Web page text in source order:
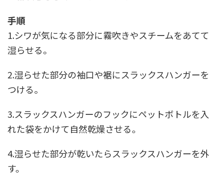
手順
1.シワが気になる部分に霧吹きやスチームをあてて
湿らせる。
2.湿らせた部分の袖口や裾にスラックスハンガーを
つける。
3.スラックスハンガーのフックにペットボトルを入
れた袋をかけて自然乾燥させる。
4.湿らせた部分が乾いたらスラックスハンガーを外
す。